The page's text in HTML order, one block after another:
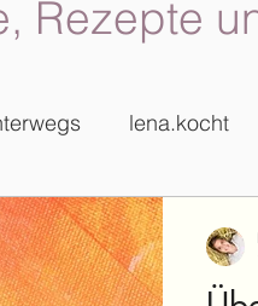
Rezepte
lena.kocht